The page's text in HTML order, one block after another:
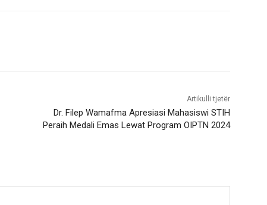
Artikulli tjetër
Dr. Filep Wamafma Apresiasi Mahasiswi STIH
Peraih Medali Emas Lewat Program OIPTN 2024